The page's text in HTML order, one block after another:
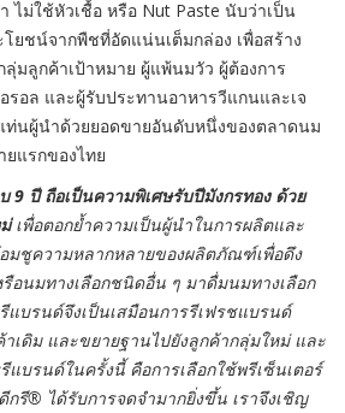
ไม่ใช้หัวเชื้อ หรือ Nut Paste นับว่าเป็น
ยชน์จากพืชที่อัดแน่นเต็มกล่อง เพื่อสร้าง
มลูกค้าเป้าหมาย ผู้แพ้นมวัว ผู้ต้องการ
รอล และผู้รับประทานอาหารวีแกนและเจ
นผู้นำด้วยยอดขายอันดับหนึ่งของตลาดนม
ยแรกของไทย
9 ปี ถือเป็นความพิเศษรับปีมังกรทอง ด้วย
เพื่อตอกย้ำความเป็นผู้นำในการผลิตและ
มชูความหลากหลายของผลิตภัณฑ์เพื่อดึง
อนมทางเลือกชนิดอื่น ๆ มาดื่มนมทางเลือก
แบรนด์จึงเป็นเสมือนการรีเฟรชแบรนด์
เดิม และขยายฐานไปยังลูกค้ากลุ่มใหม่ และ
บรนด์ในครั้งนี้ คือการเลือกใช้พรีเซ็นเตอร์
รี® ได้รับการจดจำมากยิ่งขึ้น เราจึงเชิญ